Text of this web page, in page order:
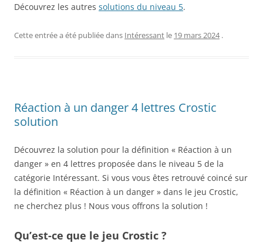
Découvrez les autres solutions du niveau 5.
Cette entrée a été publiée dans Intéressant le 19 mars 2024 .
Réaction à un danger 4 lettres Crostic
solution
Découvrez la solution pour la définition « Réaction à un
danger » en 4 lettres proposée dans le niveau 5 de la
catégorie Intéressant. Si vous vous êtes retrouvé coincé sur
la définition « Réaction à un danger » dans le jeu Crostic,
ne cherchez plus ! Nous vous offrons la solution !
Qu’est-ce que le jeu Crostic ?